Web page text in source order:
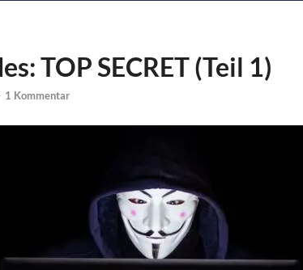
TOP SECRET (Teil 1)
1 Kommentar